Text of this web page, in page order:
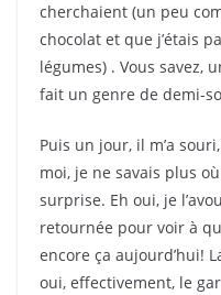
cherchaient (un peu
chocolat et que j’étais
légumes) . Vous savez,
fait un genre de demi-
Puis un jour, il m’a
moi, je ne savais plus
surprise. Eh oui, je
retournée pour voir à
encore ça aujourd’hui!
oui, effectivement, le